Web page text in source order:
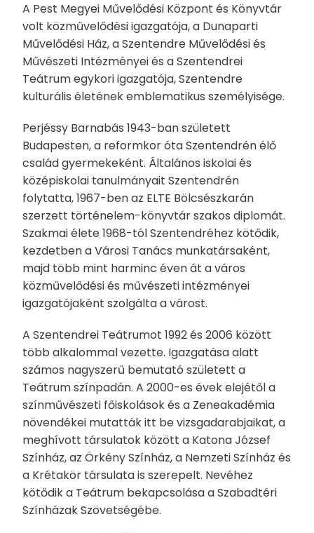
A Pest Megyei Művelődési Központ és Könyvtár
volt közművelődési igazgatója, a Dunaparti
Művelődési Ház, a Szentendre Művelődési és
Művészeti Intézményei és a Szentendrei
Teátrum egykori igazgatója, Szentendre
kulturális életének emblematikus személyisége.
Perjéssy Barnabás 1943-ban született
Budapesten, a reformkor óta Szentendrén élő
család gyermekeként. Általános iskolai és
középiskolai tanulmányait Szentendrén
folytatta, 1967-ben az ELTE Bölcsészkarán
szerzett történelem-könyvtár szakos diplomát.
Szakmai élete 1968-tól Szentendréhez kötődik,
kezdetben a Városi Tanács munkatársaként,
majd több mint harminc éven át a város
közművelődési és művészeti intézményei
igazgatójaként szolgálta a várost.
A Szentendrei Teátrumot 1992 és 2006 között
több alkalommal vezette. Igazgatása alatt
számos nagyszerű bemutató született a
Teátrum színpadán. A 2000-es évek elejétől a
színművészeti főiskolások és a Zeneakadémia
növendékei mutatták itt be vizsgadarabjaikat, a
meghívott társulatok között a Katona József
Színház, az Örkény Színház, a Nemzeti Színház és
a Krétakör társulata is szerepelt. Nevéhez
kötődik a Teátrum bekapcsolása a Szabadtéri
Színházak Szövetségébe.